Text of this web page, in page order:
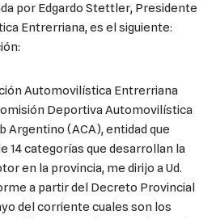
por Edgardo Stettler, Presidente
Entrerriana, es el siguiente:
Automovilística Entrerriana
Deportiva Automovilística
Argentino (ACA), entidad que
14 categorías que desarrollan la
en la provincia, me dirijo a Ud.
a partir del Decreto Provincial
del corriente cuales son los